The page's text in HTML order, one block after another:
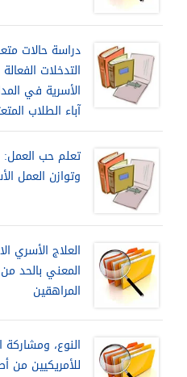
دراسة حالات
التدخلات
الأسرية في
آباء الطلاب
تعلم حب العمل:
وتوازن العمل
العلاج الأسري
المعني بالحد
المراهقين
النوع،
للأمريكيين من